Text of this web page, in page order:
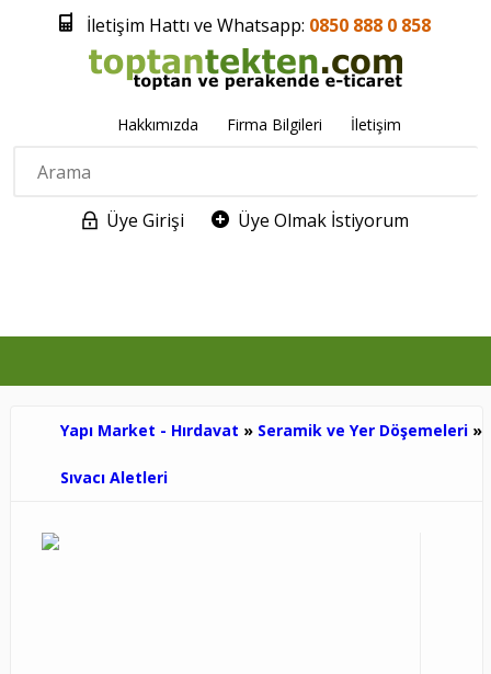
İletişim Hattı ve Whatsapp: 0850 888 0 858
Hakkımızda Firma Bilgileri İletişim
Üye Girişi Üye Olmak İstiyorum
Yapı Market - Hırdavat » Seramik ve Yer Döşemeleri»
Sıvacı Aletleri